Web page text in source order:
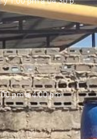
pm a 4:00 pm